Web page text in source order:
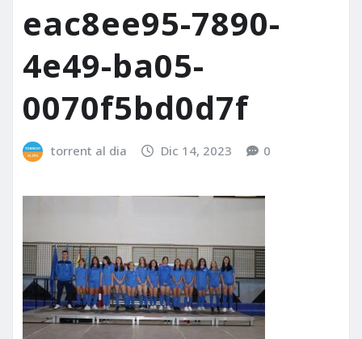
eac8ee95-7890-
4e49-ba05-
0070f5bd0d7f
torrent al dia Dic 14, 2023 0